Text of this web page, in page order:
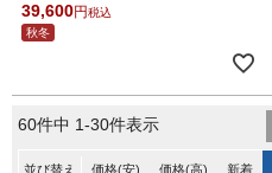
39,600
税込
秋冬
並び替え 価格(安) 価格(高) 新着
60件中 1-30件表示